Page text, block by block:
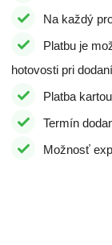
Na každý
Platbu je
hotovosti pri
Platba
Termín
Možnosť